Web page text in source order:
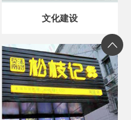
文化建设